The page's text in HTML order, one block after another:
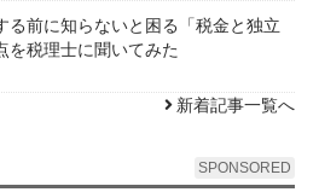
る前に知らないと困る「税金と独立
を税理士に聞いてみた
新着記事一覧へ
SPONSORED